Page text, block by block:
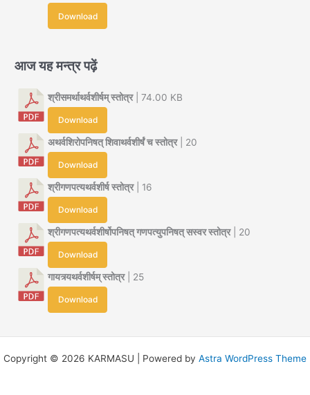
Download
आज यह मन्त्र पढ़ें
श्रीसमर्थाथर्वशीर्षम् स्तोत्र| 74.00 KB
Download
अथर्वशिरोपनिषत् शिवाथर्वशीर्षं च स्तोत्र| 20
Download
श्रीगणपत्यथर्वशीर्ष स्तोत्र| 16
Download
श्रीगणपत्यथर्वशीर्षोपनिषत् गणपत्युपनिषत् सस्वर स्तोत्र| 20
Download
गायत्र्यथर्वशीर्षम् स्तोत्र| 25
Download
Copyright © 2026 KARMASU | Powered by Astra WordPress Theme